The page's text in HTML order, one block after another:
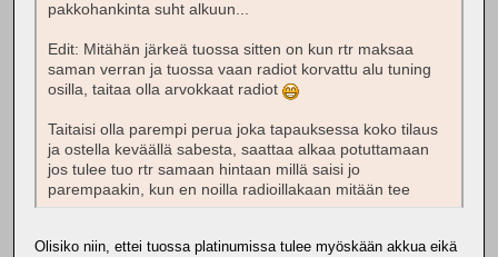
pakkohankinta suht alkuun...
Edit: Mitähän järkeä tuossa sitten on kun rtr maksaa
saman verran ja tuossa vaan radiot korvattu alu tuning
osilla, taitaa olla arvokkaat radiot
Taitaisi olla parempi perua joka tapauksessa koko tilaus
ja ostella keväällä sabesta, saattaa alkaa potuttamaan
jos tulee tuo rtr samaan hintaan millä saisi jo
parempaakin, kun en noilla radioillakaan mitään tee
Olisiko niin, ettei tuossa platinumissa tulee myöskään akkua eikä